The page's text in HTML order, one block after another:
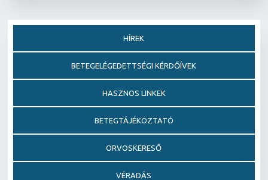
HÍREK
BETEGELÉGEDETTSÉGI KÉRDŐÍVEK
HASZNOS LINKEK
BETEGTÁJÉKOZTATÓ
ORVOSKERESŐ
VÉRADÁS